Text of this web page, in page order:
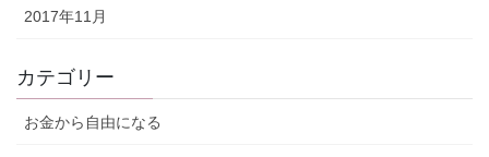
2017年11月
カテゴリー
お金から自由になる